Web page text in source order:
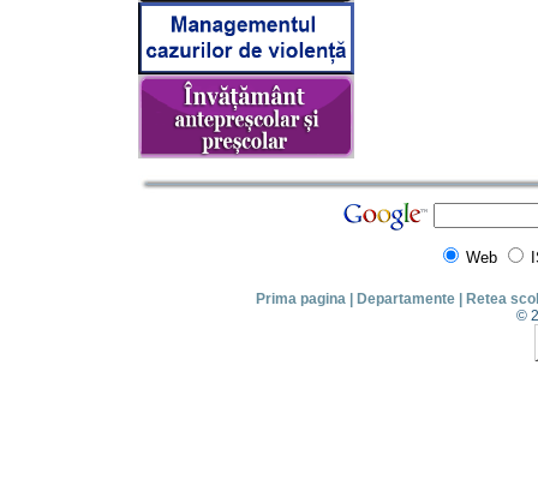
Web
Prima pagina Departamente
Retea
©